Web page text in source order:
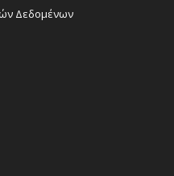
Δεδομένων